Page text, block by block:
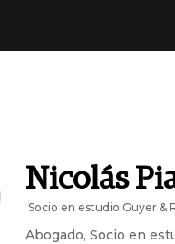
Nicolás
Socio en estudio Guyer &
Abogado, Socio en